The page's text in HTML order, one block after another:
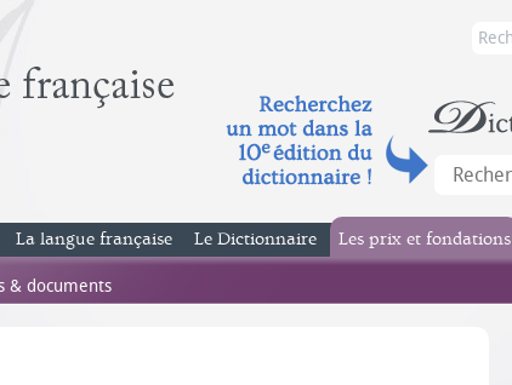
La langue française Le Dictionnaire Les prix et fondations
& documents